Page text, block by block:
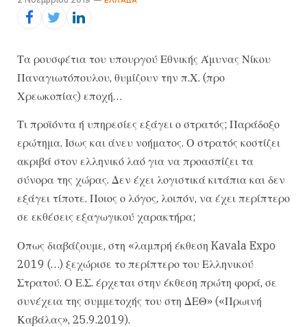
Τα ρουσφέτια του υπουργού Εθνικής Άμυνας Νίκου
Παναγιωτόπουλου, θυμίζουν την π.Χ. (προ
Χρεωκοπίας) εποχή…
Τι προϊόντα ή υπηρεσίες εξάγει ο στρατός; Παράδοξο
ερώτημα. Ισως και άνευ νοήματος. Ο στρατός κοστίζει
ακριβά στον ελληνικό λαό για να προασπίζει τα
σύνορα της χώρας. Δεν έχει λογιστικά κιτάπια και δεν
εξάγει τίποτε. Ποιος ο λόγος, λοιπόν, να έχει περίπτερο
σε εκθέσεις εξαγωγικού χαρακτήρα;
Οπως διαβάζουμε, στη «λαμπρή έκθεση Kavala Expo
2019 (…) ξεχώρισε το περίπτερο του Ελληνικού
Στρατού. Ο Ε.Σ. έρχεται στην έκθεση πρώτη φορά, σε
συνέχεια της συμμετοχής του στη ΔΕΘ» («Πρωινή
Καβάλας», 25.9.2019).